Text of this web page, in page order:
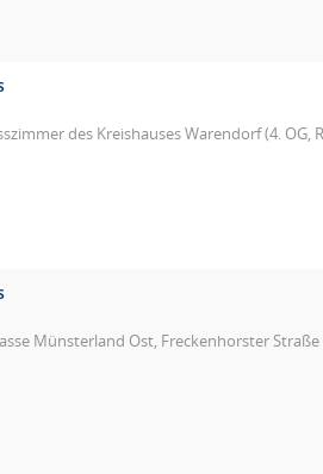
des Kreishauses Warendorf (4. OG,
Münsterland Ost, Freckenhorster Straße